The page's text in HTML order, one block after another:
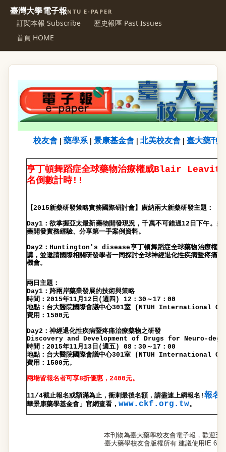
臺灣大學電子報NTU E-PAPER
訂閱本報 Subscribe
歷史報區 Past Issues
首頁 HOME
校友會 藥學系| 景康基金會 北美校友會 臺大藥刊
亨丁頓舞蹈症全球藥物治療權威Blair
名倒數計時!!
【2015新藥研發策略實務國際研討會】廣納兩大新藥研發主題：
Day1： 欲掌握亞太最新藥物開發現況，千萬不可錯過12 日下午。 多
藥開發實務經驗、分享第一手案例資料。
Day2 ：Huntington's disease亨丁頓舞蹈症全球藥物治療權威
講， 並邀請國際相關研發學者一同探討全球神經退化性疾病暨疼痛治
機會。
兩日主題：
Day1：跨兩岸藥業發展的技術與策略
時間： 2015年11月 12 日 ( 週四 ) 12 ： 30 ～17 ： 00
地點：台大醫院國際會議中心301室(NTUH International
費用： 1500元
Day2 ：神經退化性疾病暨疼痛治療藥物之研發
Discovery and Development of Drugs for Neuro-
時間： 2015年11月 13 日 ( 週五) 08 ： 30 ～17 ： 00
地點：台大醫院國際會議中心301室(NTUH International
費用： 1500元。
兩場皆報名者可享8折優惠， 2400元。
11/4截止報名或額滿為止，衝刺最後名額，請盡速上網報名 ! 報名
華景康藥學基金會」 官網查看， www.ckf.org.tw。
本刊物為臺大藥學校友會電子報，歡迎至
臺大藥學校友會版權所有 建議使用IE 6.0